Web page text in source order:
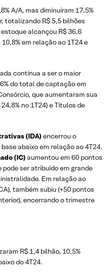
A/A, mas diminuíram 17,5%
totalizando R$ 5,5 bilhões
alcançou R$ 36,6
em relação ao 1T24 e
continua a ser o maior
do total de captação em
que aumentaram sua
no 1T24) e Títulos de
(IDA)encerrou o
abaixo em relação ao 4T24.
(IC)aumentou em 60 pontos
pode ser atribuído em grande
Em relação ao
também subiu (+50 pontos
encerrando o trimestre
R$ 1,4 bilhão, 10,5%
do 4T24.